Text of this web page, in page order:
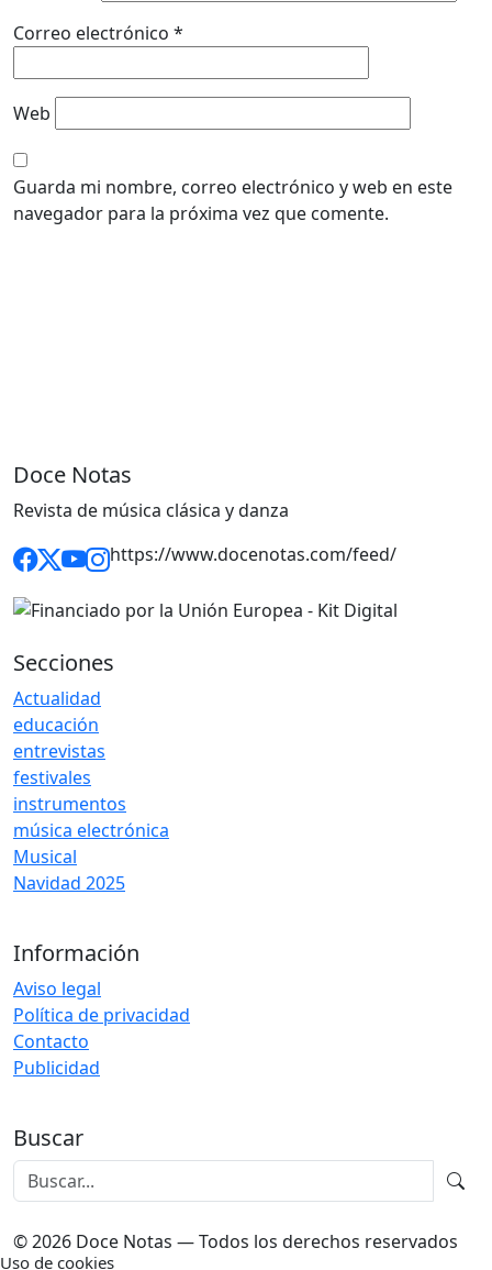
Correo electrónico *
Web
Guarda mi nombre, correo electrónico y web en este
navegador para la próxima vez que comente.
Doce Notas
Revista de música clásica y danza
https://www.docenotas.com/feed/
Secciones
Actualidad
educación
entrevistas
festivales
instrumentos
música electrónica
Musical
Navidad 2025
Información
Aviso legal
Política de privacidad
Contacto
Publicidad
Buscar
© 2026 Doce Notas — Todos los derechos reservados
Uso de cookies